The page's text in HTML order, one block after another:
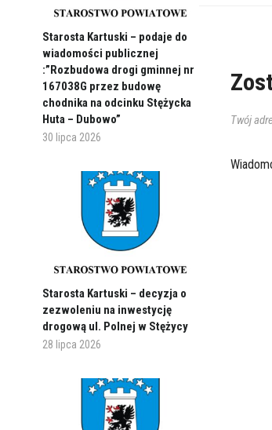
Starosta Kartuski – podaje do
wiadomości publicznej
:”Rozbudowa drogi gminnej nr
167038G przez budowę
chodnika na odcinku Stężycka
Huta – Dubowo”
30 lipca 2026
Starosta Kartuski – decyzja o
zezwoleniu na inwestycję
drogową ul. Polnej w Stężycy
28 lipca 2026
Twój